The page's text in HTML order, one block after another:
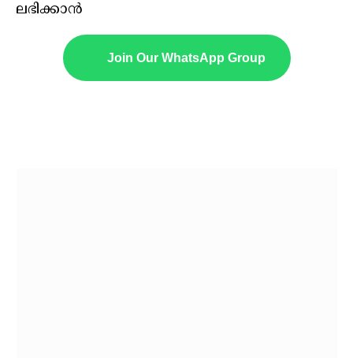
ലഭിക്കാൻ
Join Our WhatsApp Group